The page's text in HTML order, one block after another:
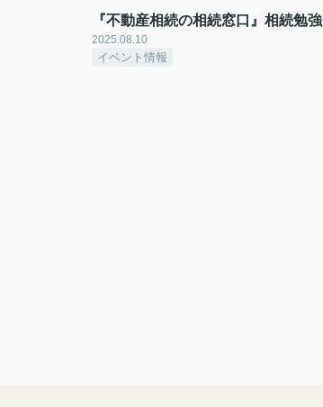
『不動産相続の相続窓口』相続勉
2025.08.10
イベント情報